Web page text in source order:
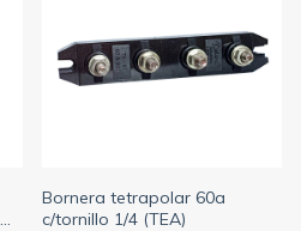
Bornera tetrapolar 60a
c/tornillo 1/4 (TEA)